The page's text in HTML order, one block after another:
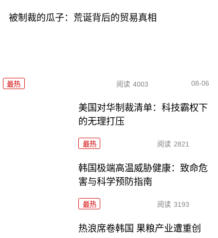
被制裁的瓜子：荒诞背后的贸易真相
最热 阅读 4003 08-06
美国对华制裁清单：科技霸权下
的无理打压
最热 阅读 2821
韩国极端高温威胁健康：致命危
害与科学预防指南
最热 阅读 3193
热浪席卷韩国 果粮产业遭重创